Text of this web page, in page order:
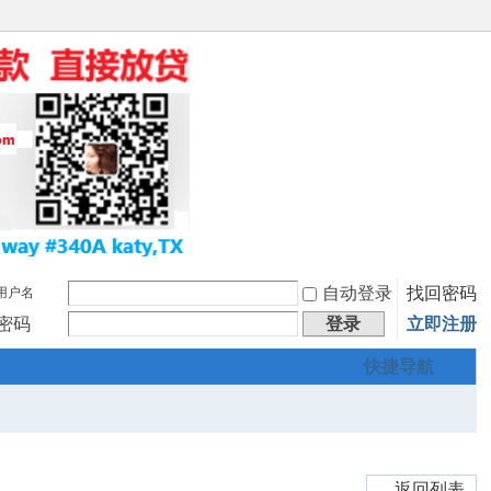
户名 自动登录
找回密码
码
登录 立即注册
快捷导航